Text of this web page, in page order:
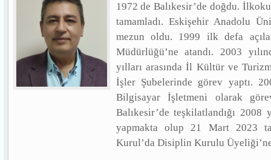
1972 de Balıkesir’de doğdu.
tamamladı. Eskişehir Anadolu
mezun oldu. 1999 ilk defa
Müdürlüğü’ne atandı. 2003
yılları arasında İl Kültür ve
İşler Şubelerinde görev yaptı.
Bilgisayar İşletmeni olarak
Balıkesir’de teşkilatlandığı
yapmakta olup 21 Mart 2023
Kurul’da Disiplin Kurulu